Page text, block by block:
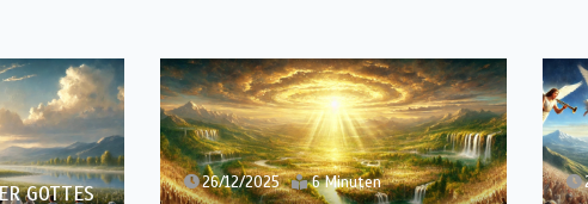
25/12/2025 6 Minuten